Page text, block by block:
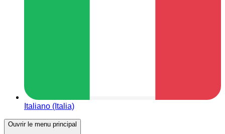
Italiano (Italia)
Ouvrir le menu principal